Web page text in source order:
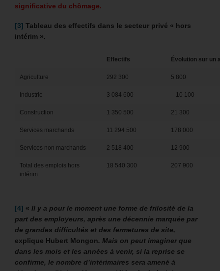
significative du chômage.
[3] Tableau des effectifs dans le secteur privé « hors
intérim ».
Effectifs Évolution sur un
Agriculture 292 300 5 800
Industrie 3 084 600 – 10 100
Construction 1 350 500 21 300
Services marchands 11 294 500 178 000
Services non marchands 2 518 400 12 900
Total des emplois hors
intérim
18 540 300 207 900
[4] « Il y a pour le moment une forme de frilosité de la
part des employeurs, après une décennie marquée par
de grandes difficultés et des fermetures de site,
explique Hubert Mongon. Mais on peut imaginer que
dans les mois et les années à venir, si la reprise se
confirme, le nombre d’intérimaires sera amené à